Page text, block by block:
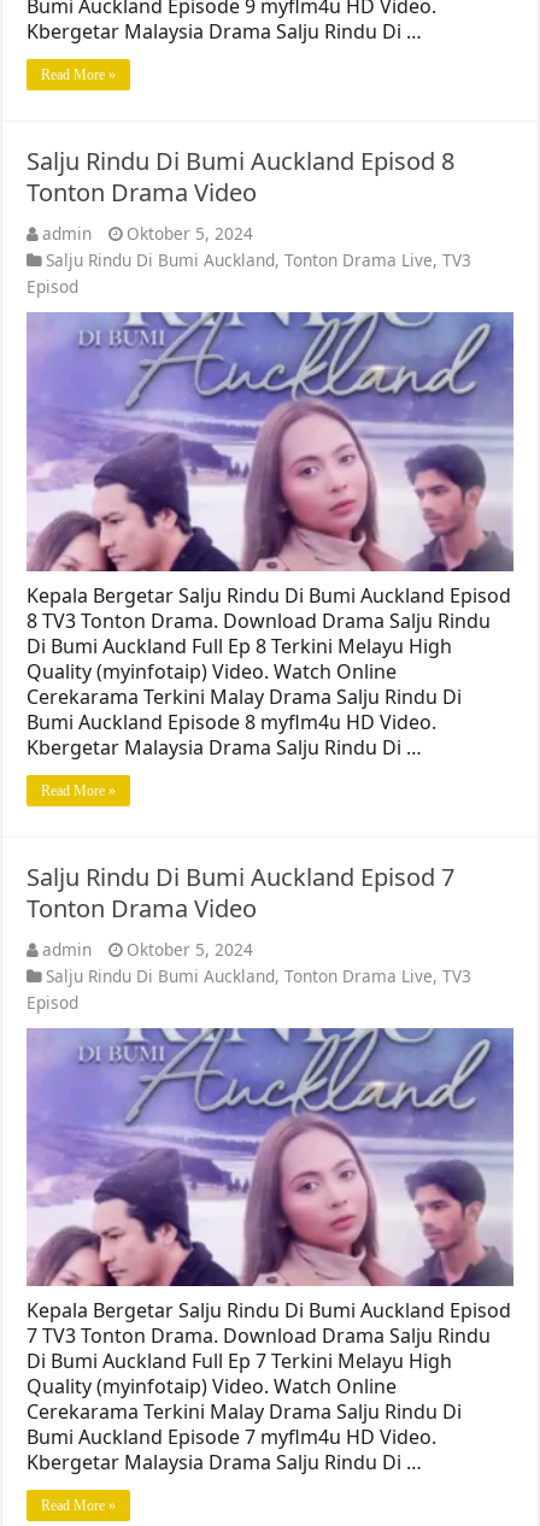
Bumi Auckland Episode 9 myflm4u HD Video.
Kbergetar Malaysia Drama Salju Rindu Di …
Read More »
Salju Rindu Di Bumi Auckland Episod 8
Tonton Drama Video
admin
Oktober 5, 2024
Salju Rindu Di Bumi Auckland,Tonton Drama Live,TV3
Episod
Kepala Bergetar Salju Rindu Di Bumi Auckland Episod
8 TV3 Tonton Drama. Download Drama Salju Rindu
Di Bumi Auckland Full Ep 8 Terkini Melayu High
Quality (myinfotaip) Video. Watch Online
Cerekarama Terkini Malay Drama Salju Rindu Di
Bumi Auckland Episode 8 myflm4u HD Video.
Kbergetar Malaysia Drama Salju Rindu Di …
Read More »
Salju Rindu Di Bumi Auckland Episod 7
Tonton Drama Video
admin
Oktober 5, 2024
Salju Rindu Di Bumi Auckland,Tonton Drama Live,TV3
Episod
Kepala Bergetar Salju Rindu Di Bumi Auckland Episod
7 TV3 Tonton Drama. Download Drama Salju Rindu
Di Bumi Auckland Full Ep 7 Terkini Melayu High
Quality (myinfotaip) Video. Watch Online
Cerekarama Terkini Malay Drama Salju Rindu Di
Bumi Auckland Episode 7 myflm4u HD Video.
Kbergetar Malaysia Drama Salju Rindu Di …
Read More »